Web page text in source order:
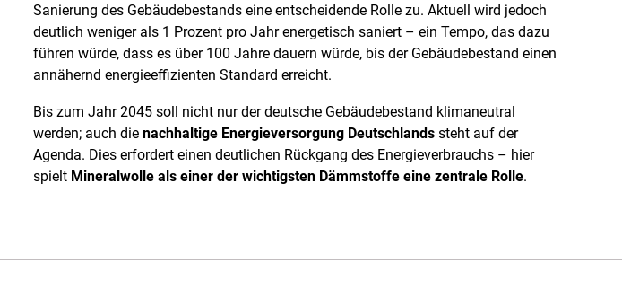
Sanierung des Gebäudebestands eine entscheidende Rolle zu. Aktuell wird jedoch
deutlich weniger als 1 Prozent pro Jahr energetisch saniert – ein Tempo, das dazu
führen würde, dass es über 100 Jahre dauern würde, bis der Gebäudebestand einen
annähernd energieeffizienten Standard erreicht.
Bis zum Jahr 2045 soll nicht nur der deutsche Gebäudebestand klimaneutral
werden; auch die nachhaltige Energieversorgung Deutschlands steht auf der
Agenda. Dies erfordert einen deutlichen Rückgang des Energieverbrauchs – hier
spielt Mineralwolle als einer der wichtigsten Dämmstoffe eine zentrale Rolle.